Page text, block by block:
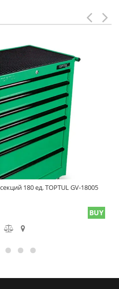
180 ед. TOPTUL GV-18005
BUY